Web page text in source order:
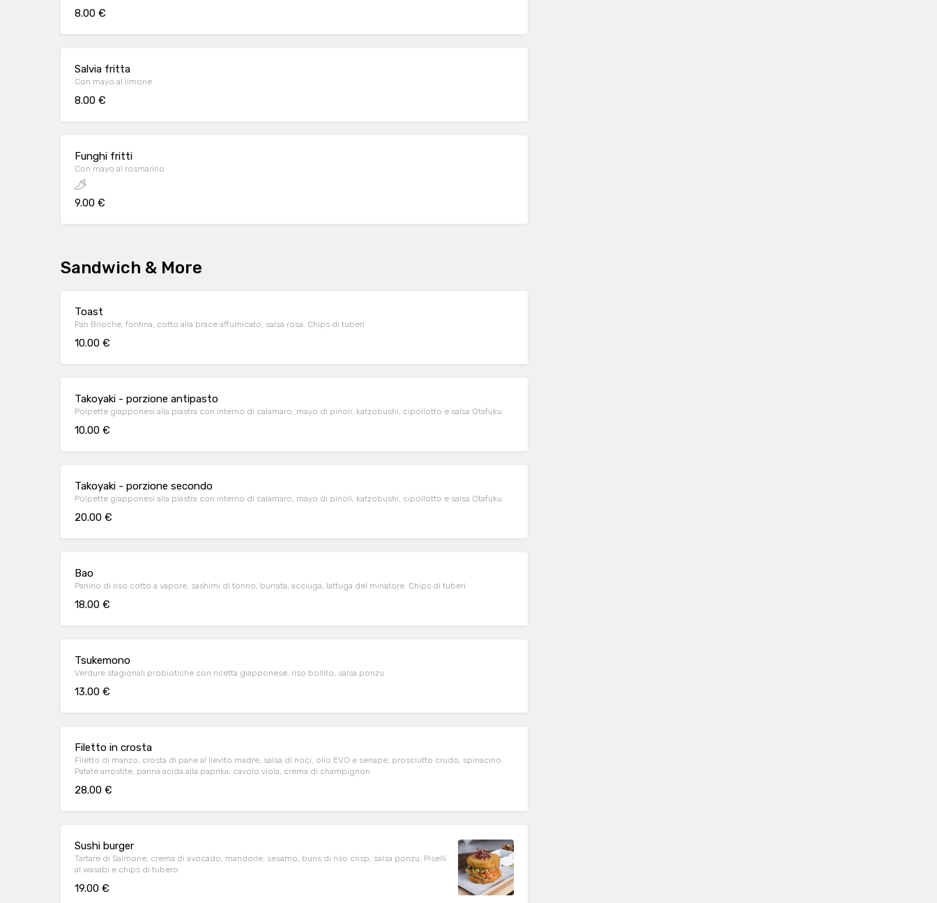
8.00 €
Salvia fritta
Con mayo al limone
8.00 €
Funghi fritti
Con mayo al rosmarino
9.00 €
Sandwich & More
Toast
Pan Brioche, fontina, cotto alla brace affumicato, salsa rosa. Chips di tuberi
10.00 €
Takoyaki - porzione antipasto
Polpette giapponesi alla piastra con interno di calamaro, mayo di pinoli, katzobushi, cipollotto e salsa Otafuku
10.00 €
Takoyaki - porzione secondo
Polpette giapponesi alla piastra con interno di calamaro, mayo di pinoli, katzobushi, cipollotto e salsa Otafuku
20.00 €
Bao
Panino di riso cotto a vapore, sashimi di tonno, burrata, acciuga, lattuga del minatore. Chips di tuberi
18.00 €
Tsukemono
Verdure stagionali probiotiche con ricetta giapponese, riso bollito, salsa ponzu
13.00 €
Filetto in crosta
Filetto di manzo, crosta di pane al lievito madre, salsa di noci, olio EVO e senape, prosciutto crudo, spinacino.
Patate arrostite, panna acida alla paprika, cavolo viola, crema di champignon
28.00 €
Sushi burger
Tartare di Salmone, crema di avocado, mandorle, sesamo, buns di riso crisp, salsa ponzu. Piselli
al wasabi e chips di tubero
19.00 €